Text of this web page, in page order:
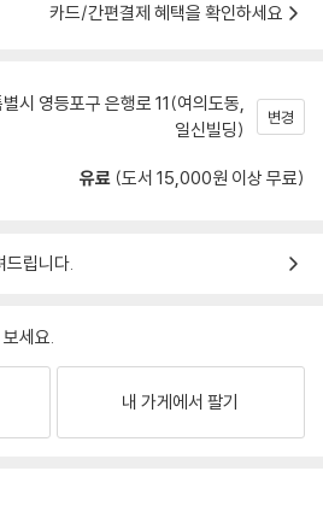
카드/간편결제 혜택을 확인하세요
시 영등포구 은행로 11(여의도동,
일신빌딩)
변경
유료 (도서 15,000원 이상 무료)
립니다.
세요.
내 가게에서 팔기